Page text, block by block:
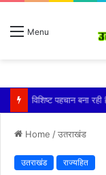
Menu
तेज बारिश से धर्मनगरी
Home /उतराखंड
उतराखंड राज्यहित